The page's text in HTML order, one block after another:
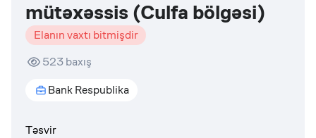
mütəxəssis (Culfa bölgəsi)
Elanın vaxtı bitmişdir
523baxış
Bank Respublika
Təsvir